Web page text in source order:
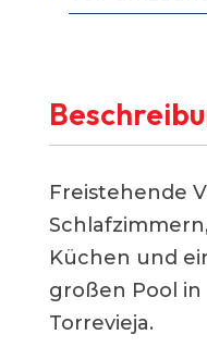
Freistehende
Küchen und
großen Pool in
Torrevieja.